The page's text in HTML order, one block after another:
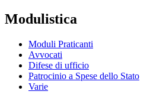
Modulistica
Moduli Praticanti
Avvocati
Difese di ufficio
Patrocinio a Spese dello Stato
Varie